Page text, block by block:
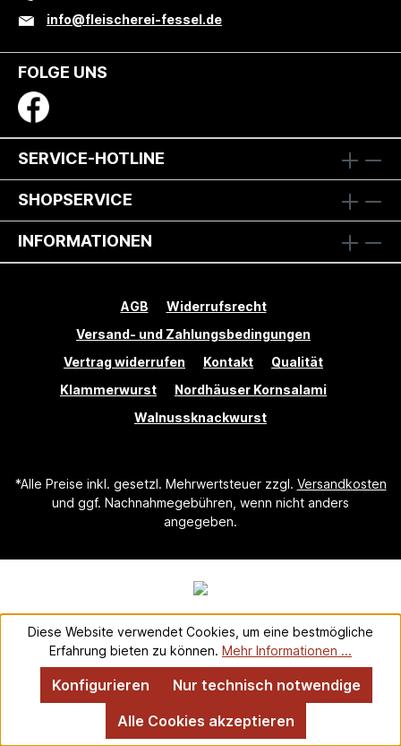
info@fleischerei-fessel.de
FOLGE UNS
SERVICE-HOTLINE
SHOPSERVICE
INFORMATIONEN
AGB
Widerrufsrecht
Versand- und Zahlungsbedingungen
Vertrag widerrufen
Kontakt
Qualität
Klammerwurst
Nordhäuser Kornsalami
Walnussknackwurst
*Alle Preise inkl. gesetzl. Mehrwertsteuer zzgl. Versandkosten
und ggf. Nachnahmegebühren, wenn nicht anders
angegeben.
Diese Website verwendet Cookies, um eine bestmögliche
Erfahrung bieten zu können. Mehr Informationen ...
Nur technisch notwendige
Konfigurieren
Alle Cookies akzeptieren